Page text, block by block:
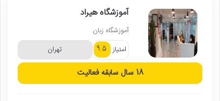
آموزشگاه هیراد
آموزشگاه زبان
امتیاز 9.5 تهران
18 سال سابقه فعالیت